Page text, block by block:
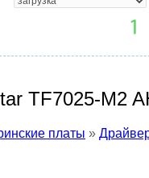
TF7025-M2
платы »